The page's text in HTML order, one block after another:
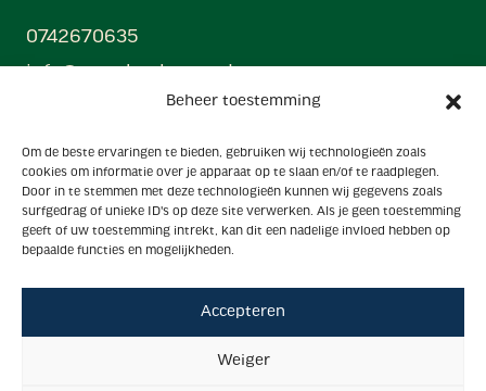
Beheer toestemming
Om de beste ervaringen te bieden, gebruiken wij technologieën zoals
cookies om informatie over je apparaat op te slaan en/of te raadplegen.
Door in te stemmen met deze technologieën kunnen wij gegevens zoals
surfgedrag of unieke ID's op deze site verwerken. Als je geen toestemming
geeft of uw toestemming intrekt, kan dit een nadelige invloed hebben op
bepaalde functies en mogelijkheden.
Accepteren
Weiger
0742670635
info@ezendamborne.nl
Oonksweg 35, 7622 AW, Borne (Mechanisatiecentrum)
Hanzestraat 33, 7622 AX, Borne (Showroom)
Powered by
Algemene voorwaarden
Privacy